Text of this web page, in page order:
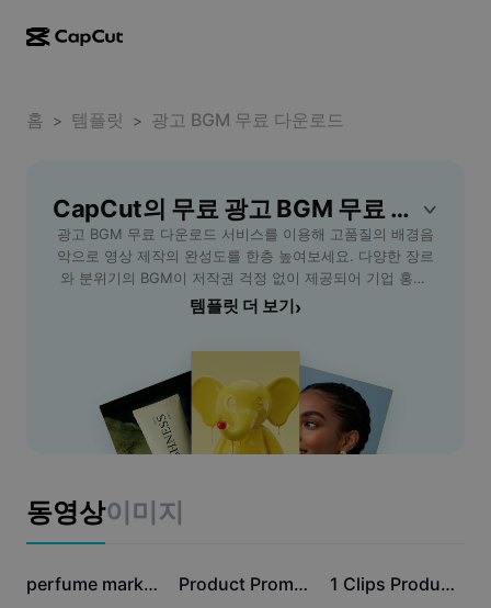
CapCut 데스크톱
CapCut Pad
CapCut 모바일
동영상 스튜디오
AI 동영상 생성기
AI 이미지 생성기
Dreamina Seedance 2.5
Nano Banana Pro
동영상 에디터 및 생성기
이미지 에디터 및 생성기
음성 생성기 및 에디터
사용 사례
마케팅
소셜 미디어 템플릿
더 보기
효과 템플릿
산업 템플릿
이니셔티브
제휴 사용자
크리에이티브 파트너 프로그램
CapCut 크리에이티브 캠퍼스
보안 센터
고객 지원 센터
홈 > 템플릿 > 광고 BGM 무료 다운로드
CapCut의 무료 광고 BGM 무료 다운로드 템플릿
광고 BGM 무료 다운로드 서비스를 이용해 고품질의 배경음
악으로 영상 제작의 완성도를 한층 높여보세요. 다양한 장르
와 분위기의 BGM이 저작권 걱정 없이 제공되어 기업 홍보,
유튜브 광고, SNS 콘텐츠 등 다양한 프로젝트에 자유롭게 활
달력을 강화하세요. 광고 제작이 처음인 초보자부터, 전문적
인 마케팅 담당자까지 누구나 쉽게 사용할 수 있도록 구성되
어 있어 효율적인 광고 영상 제작에 최적화된 솔루션을 경험
할 수 있습니다. CapCut - AI Tools를 통해 광고 BGM을 무
료로 다운로드하고, 창의적인 콘텐츠를 지금 바로 만들어보
템플릿 더 보기 ›
동영상이미지
8.2만 perfume marketing 6.9만 Product Promotion 1.3만 1 Clips Product|Ads